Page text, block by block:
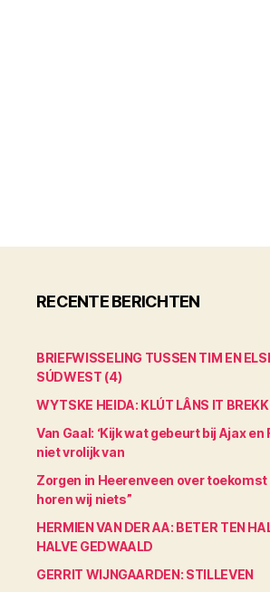
RECENTE BERICHTEN
BRIEFWISSELING TUSSEN TIM EN
SÚDWEST (4)
WYTSKE HEIDA: KLÚT LÂNS IT
Van Gaal: ‘Kijk wat gebeurt bij Ajax
niet vrolijk van
Zorgen in Heerenveen over toekomst
horen wij niets”
HERMIEN VAN DER AA: BETER TEN
HALVE GEDWAALD
GERRIT WIJNGAARDEN: STILLEVEN